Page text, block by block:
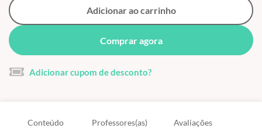
Adicionar ao carrinho
Comprar agora
Adicionar cupom de desconto?
Conteúdo Professores(as) Avaliações